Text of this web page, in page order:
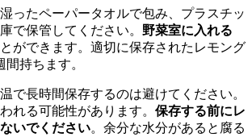
ったペーパータオルで包み、プラスチッ
で保管してください。 野菜室に入れる
とができます。適切に保存されたレモング
持ちます。
で長時間保存するのは避けてください。
れる可能性があります。 保存する前にレ
いでください。余分な水分があると腐る